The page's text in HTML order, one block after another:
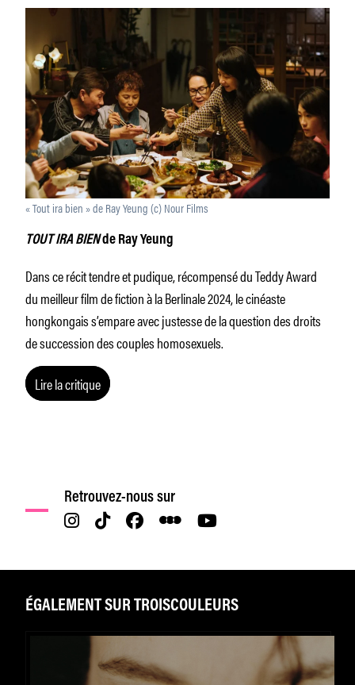
« Tout ira bien » de Ray Yeung (c) Nour Films
TOUT IRA BIENde Ray Yeung
Dans ce récit tendre et pudique, récompensé du Teddy Award
du meilleur film de fiction à la Berlinale 2024, le cinéaste
hongkongais s’empare avec justesse de la question des droits
de succession des couples homosexuels.
Lire la critique
Retrouvez-nous sur
ÉGALEMENT SUR TROISCOULEURS